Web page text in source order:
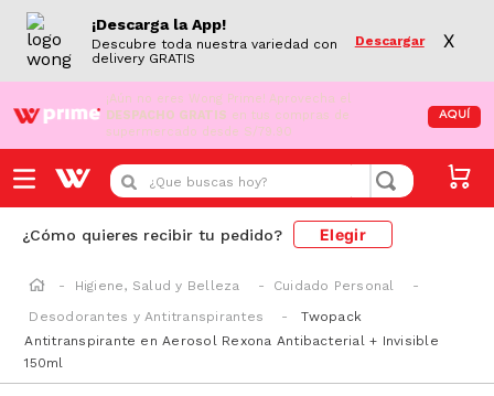
¡Descarga la App!
Descubre toda nuestra variedad con
delivery GRATIS
Descargar X
¡Aún no eres Wong Prime! Aprovecha el
DESPACHO GRATIS en tus compras de
supermercado desde S/79.90
AQUÍ
¿Que buscas hoy?
¿Cómo quieres recibir tu pedido? Elegir
Higiene, Salud y Belleza
Cuidado Personal
Desodorantes y Antitranspirantes
Twopack
Antitranspirante en Aerosol Rexona Antibacterial + Invisible
150ml